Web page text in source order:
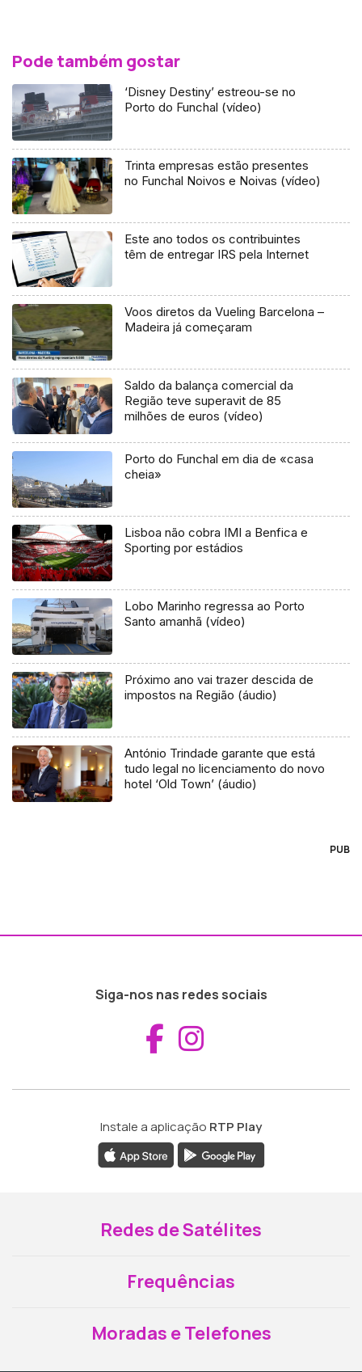
Pode também gostar
‘Disney Destiny’ estreou-se no
Porto do Funchal (vídeo)
Trinta empresas estão presentes
no Funchal Noivos e Noivas (vídeo)
Este ano todos os contribuintes
têm de entregar IRS pela Internet
Voos diretos da Vueling Barcelona –
Madeira já começaram
Saldo da balança comercial da
Região teve superavit de 85
milhões de euros (vídeo)
Porto do Funchal em dia de «casa
cheia»
Lisboa não cobra IMI a Benfica e
Sporting por estádios
Lobo Marinho regressa ao Porto
Santo amanhã (vídeo)
Próximo ano vai trazer descida de
impostos na Região (áudio)
António Trindade garante que está
tudo legal no licenciamento do novo
hotel ‘Old Town’ (áudio)
PUB
Siga-nos nas redes sociais
Aceder ao
Instale a aplicação RTP Play
Redes de Satélites
Frequências
Moradas e Telefones